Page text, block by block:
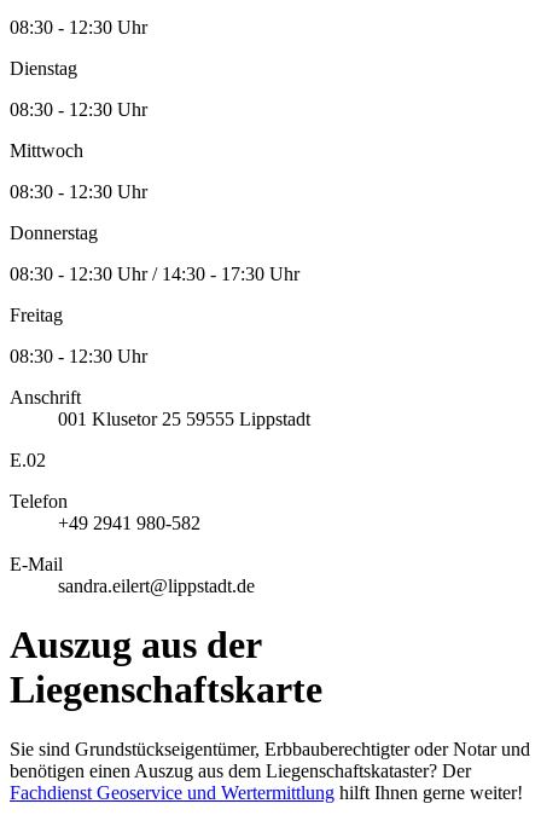
08:30 - 12:30 Uhr
Dienstag
08:30 - 12:30 Uhr
Mittwoch
08:30 - 12:30 Uhr
Donnerstag
08:30 - 12:30 Uhr / 14:30 - 17:30 Uhr
Freitag
08:30 - 12:30 Uhr
Anschrift
001 Klusetor 25 59555 Lippstadt
E.02
Telefon
+49 2941 980-582
E-Mail
sandra.eilert@lippstadt.de
Auszug aus der
Liegenschaftskarte
Sie sind Grundstückseigentümer, Erbbauberechtigter oder Notar und
benötigen einen Auszug aus dem Liegenschaftskataster? Der
Fachdienst Geoservice und Wertermittlung hilft Ihnen gerne weiter!